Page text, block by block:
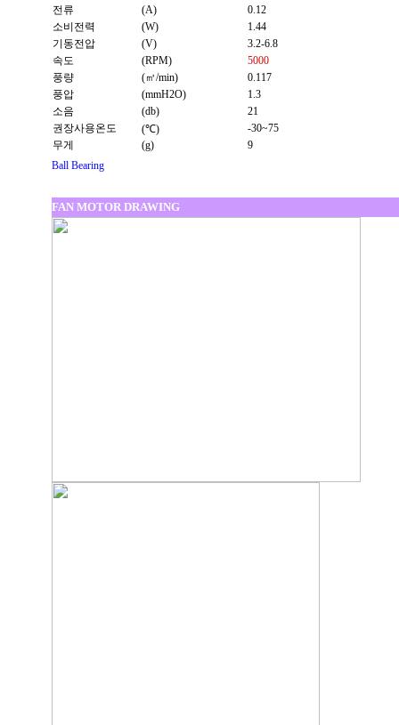
전류
(A)
0.12
소비전력
(W)
1.44
기동전압
(V)
3.2-6.8
속도
(RPM)
5000
풍량
(㎥/min)
0.117
풍압
(mmH2O)
1.3
소음
(db)
21
권장사용온도
(℃)
-30~75
무게
(g)
9
Ball Bearing
FAN MOTOR DRAWING